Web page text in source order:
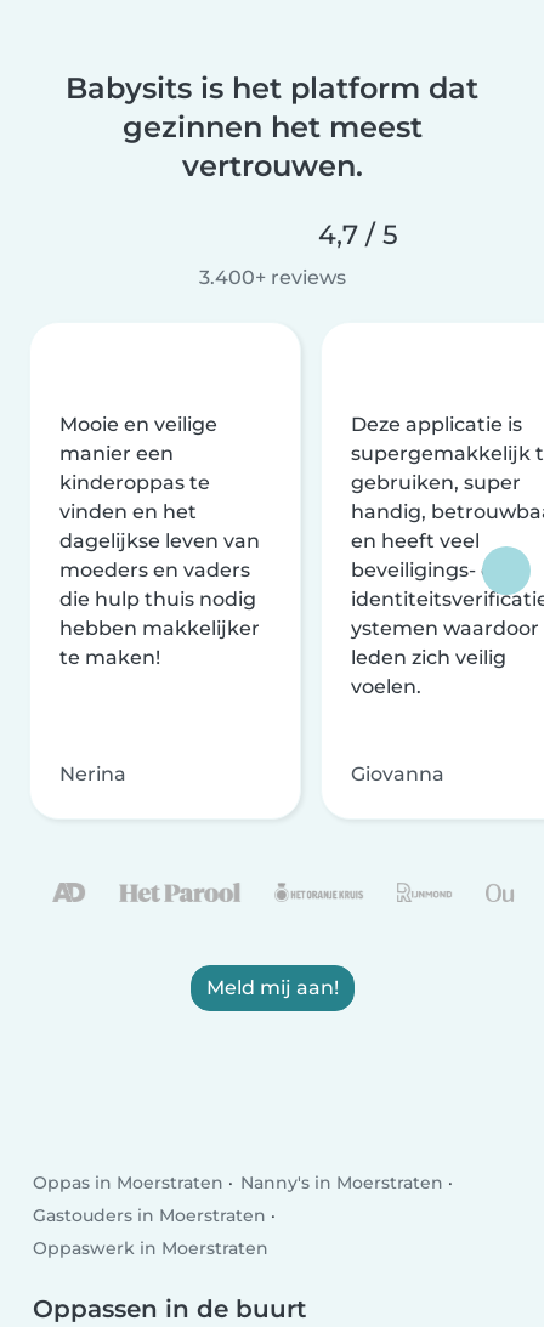
Babysits is het platform dat
gezinnen het meest
vertrouwen.
4,7 / 5
3.400+ reviews
Mooie en veilige
manier een
kinderoppas te
vinden en het
dagelijkse leven van
moeders en vaders
die hulp thuis nodig
hebben makkelijker
te maken!
Nerina
Deze applicatie is
supergemakkelijk
gebruiken, super
handig,
en heeft veel
beveiligings- en
ystemen waardoor
leden zich veilig
voelen.
Giovanna
Meld mij aan!
Oppas in Moerstraten
Nanny's in Moerstraten
Gastouders in Moerstraten
Oppaswerk in Moerstraten
Oppassen in de buurt